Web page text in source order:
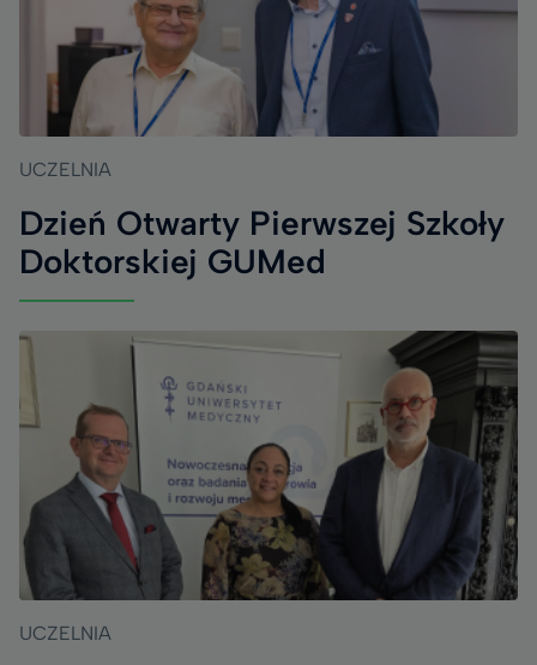
UCZELNIA
Dzień Otwarty Pierwszej Szkoły
Doktorskiej GUMed
UCZELNIA